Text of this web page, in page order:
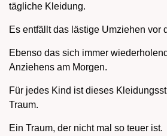
tägliche Kleidung.
Es entfällt das lästige Umziehen vor
Ebenso das sich immer
Anziehens am Morgen.
Für jedes Kind ist dieses
Traum.
Ein Traum, der nicht mal so teuer ist.